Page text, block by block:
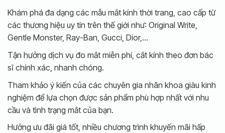
Khám phá đa dạng các mẫu mắt kính thời trang, cao cấp từ
các thương hiệu uy tín trên thế giới như: Original Write,
Gentle Monster, Ray-Ban, Gucci, Dior,…
Tận hưởng dịch vụ đo mắt miễn phí, cắt kính theo đơn bác
sĩ chính xác, nhanh chóng.
Tham khảo ý kiến của các chuyên gia nhãn khoa giàu kinh
nghiệm để lựa chọn được sản phẩm phù hợp nhất với nhu
cầu và tình trạng mắt của bạn.
Hưởng ưu đãi giá tốt, nhiều chương trình khuyến mãi hấp